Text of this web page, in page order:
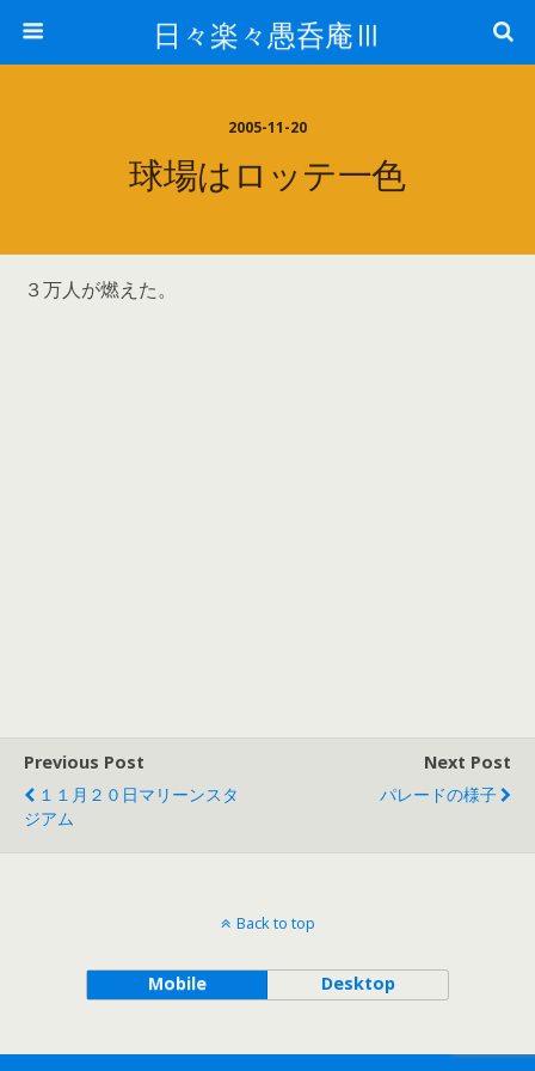
日々楽々愚呑庵Ⅲ
2005-11-20
球場はロッテ一色
３万人が燃えた。
Previous Post
１１月２０日マリーンスタ
ジアム
Next Post
パレードの様子
Back to top
Mobile Desktop